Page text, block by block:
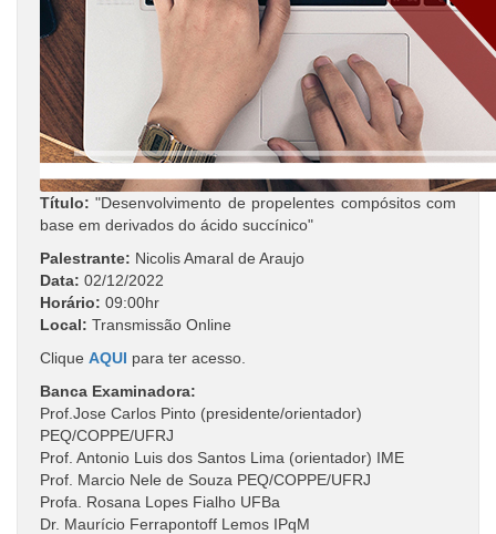
Título:"Desenvolvimento de propelentes compósitos com
base em derivados do ácido succínico"
Palestrante: Nicolis Amaral de Araujo
Data: 02/12/2022
Horário: 09:00hr
Local: Transmissão Online
Clique AQUI para ter acesso.
Banca Examinadora:
Prof.Jose Carlos Pinto (presidente/orientador)
PEQ/COPPE/UFRJ
Prof. Antonio Luis dos Santos Lima (orientador) IME
Prof. Marcio Nele de Souza PEQ/COPPE/UFRJ
Profa. Rosana Lopes Fialho UFBa
Dr. Maurício Ferrapontoff Lemos IPqM